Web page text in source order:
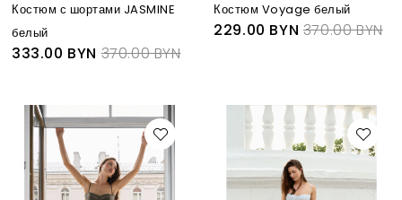
Костюм с шортами JASMINE
белый
333.00 BYN 370.00 BYN
Костюм Voyage белый
229.00 BYN 370.00 BYN